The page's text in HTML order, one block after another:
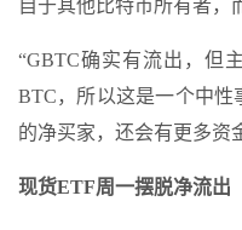
自于其他比特币所有者，
“GBTC确实有流出，但
BTC，所以这是一个中性
的净买家，还会有更多资
现货ETF周一摆脱净流出